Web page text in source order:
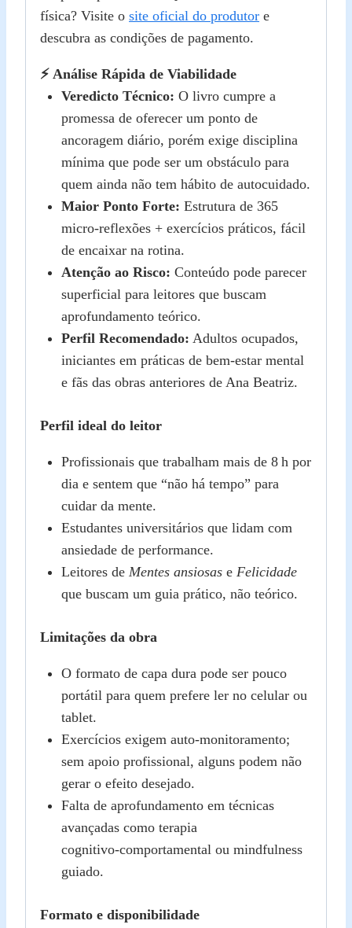
física? Visite o site oficial do produtor e
descubra as condições de pagamento.
⚡ Análise Rápida de Viabilidade
Veredicto Técnico: O livro cumpre a
promessa de oferecer um ponto de
ancoragem diário, porém exige disciplina
mínima que pode ser um obstáculo para
quem ainda não tem hábito de autocuidado.
Maior Ponto Forte: Estrutura de 365
micro‑reflexões + exercícios práticos, fácil
de encaixar na rotina.
Atenção ao Risco: Conteúdo pode parecer
superficial para leitores que buscam
aprofundamento teórico.
Perfil Recomendado: Adultos ocupados,
iniciantes em práticas de bem‑estar mental
e fãs das obras anteriores de Ana Beatriz.
Perfil ideal do leitor
Profissionais que trabalham mais de 8 h por
dia e sentem que “não há tempo” para
cuidar da mente.
Estudantes universitários que lidam com
ansiedade de performance.
Leitores de Mentes ansiosas e Felicidade
que buscam um guia prático, não teórico.
Limitações da obra
O formato de capa dura pode ser pouco
portátil para quem prefere ler no celular ou
tablet.
Exercícios exigem auto‑monitoramento;
sem apoio profissional, alguns podem não
gerar o efeito desejado.
Falta de aprofundamento em técnicas
avançadas como terapia
cognitivo‑comportamental ou mindfulness
guiado.
Formato e disponibilidade